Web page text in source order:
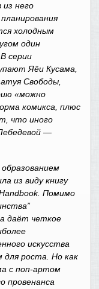
него
холодным
один
серии
Яёи Кусама,
Свободы,
«можно
комикса, плюс
что иного
—
из виду книгу
Помимо
даёт четкое
искусства
роста. Но как
с поп-артом
провенанса